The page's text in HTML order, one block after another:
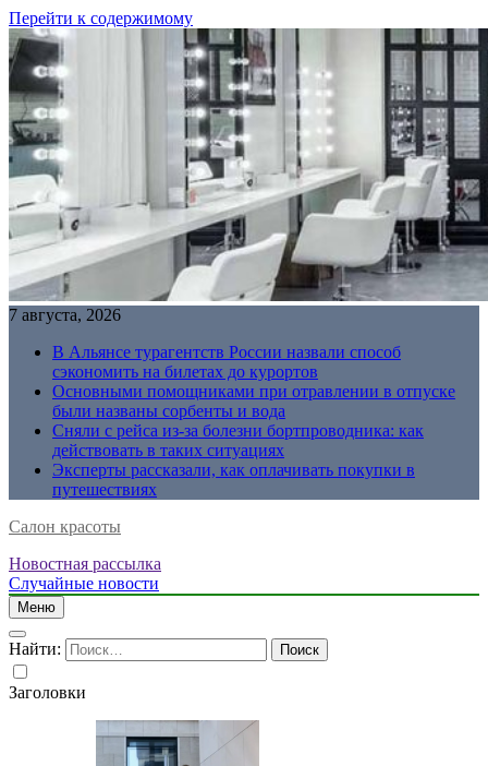
Перейти к содержимому
7 августа, 2026
В Альянсе турагентств России назвали способ
сэкономить на билетах до курортов
Основными помощниками при отравлении в отпуске
были названы сорбенты и вода
Сняли с рейса из-за болезни бортпроводника: как
действовать в таких ситуациях
Эксперты рассказали, как оплачивать покупки в
путешествиях
Салон красоты
Новостная рассылка
Случайные новости
Меню
Найти:
Заголовки